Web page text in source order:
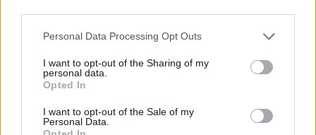
Please note that this website/app uses one or more Google
not limited to your visit or usage behaviour. You may click to
grant or deny consent to Google and its third-party tags to
use your data for below specified purposes in below Google
consent section.
Personal Data Processing Opt Outs
I want to opt-out of the Sharing of my
personal data.
Opted In
I want to opt-out of the Sale of my
Personal Data.
Le 10 mete da sogno da visitare almeno una
volta nella vita
Scopri le mete da sogno che ogni viaggiatore deve
Bianca Marchesi · 8 Dic 2025